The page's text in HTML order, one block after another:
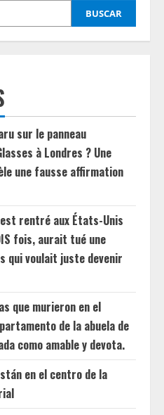
BUSCAR
sur le panneau
à Londres ? Une
une fausse affirmation
rentré aux États-Unis
fois, aurait tué une
qui voulait juste devenir
que murieron en el
de la abuela de
como amable y devota.
en el centro de la